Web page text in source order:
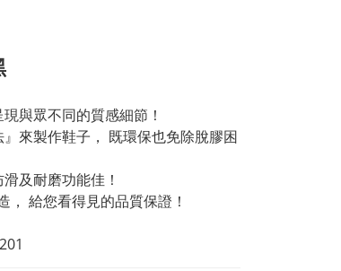
與眾不同的質感細節！
來製作鞋子， 既環保也免除脫膠困
及耐磨功能佳！
， 給您看得見的品質保證！